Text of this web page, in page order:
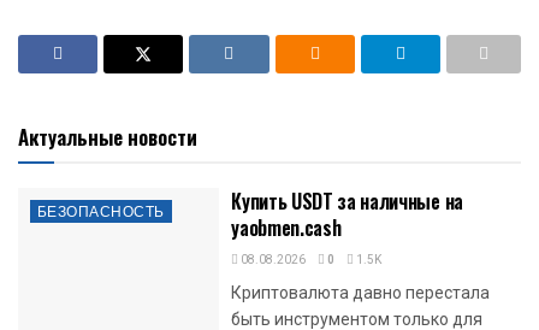
Актуальные новости
БЕЗОПАСНОСТЬ
Купить USDT за наличные на
yaobmen.cash
08.08.2026 0 1.5K
Криптовалюта давно перестала
быть инструментом только для